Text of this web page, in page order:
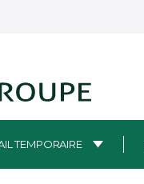
TEMPORAIRE